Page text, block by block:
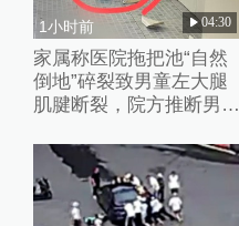
1小时前 04:30
家属称医院拖把池“自然
倒地”碎裂致男童左大腿
肌腱断裂，院方推断男童
倒